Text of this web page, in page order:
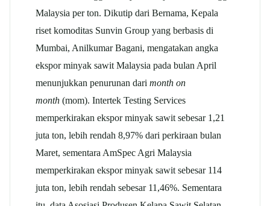
Malaysia per ton. Dikutip dari Bernama, Kepala
riset komoditas Sunvin Group yang berbasis di
Mumbai, Anilkumar Bagani, mengatakan angka
ekspor minyak sawit Malaysia pada bulan April
menunjukkan penurunan dari month on
month (mom). Intertek Testing Services
memperkirakan ekspor minyak sawit sebesar 1,21
juta ton, lebih rendah 8,97% dari perkiraan bulan
Maret, sementara AmSpec Agri Malaysia
memperkirakan ekspor minyak sawit sebesar 114
juta ton, lebih rendah sebesar 11,46%. Sementara